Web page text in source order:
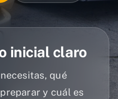
inicial claro
qué
y cuál es